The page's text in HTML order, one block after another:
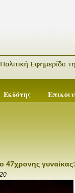
Εκδότης
47χρονης